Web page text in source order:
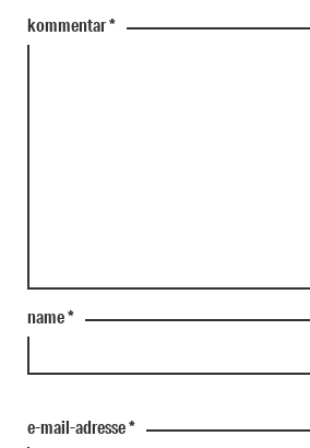
kommentar*
name*
e-mail-adresse*